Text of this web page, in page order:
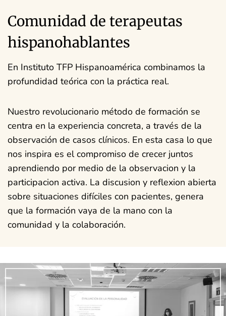
Comunidad de terapeutas
hispanohablantes
En Instituto TFP Hispanoamérica combinamos la
profundidad teórica con la práctica real.
Nuestro revolucionario método de formación se
centra en la experiencia concreta, a través de la
observación de casos clínicos. En esta casa lo que
nos inspira es el compromiso de crecer juntos
aprendiendo por medio de la observacion y la
participacion activa. La discusion y reflexion abierta
sobre situaciones difíciles con pacientes, genera
que la formación vaya de la mano con la
comunidad y la colaboración.